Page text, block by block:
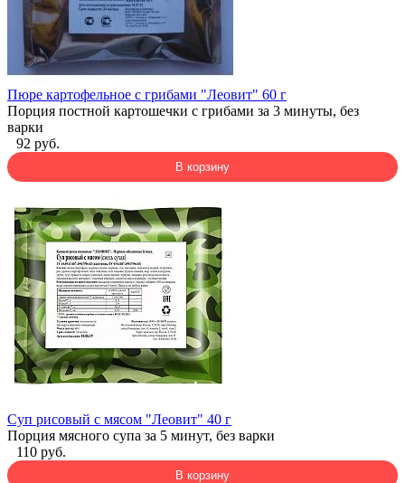
Пюре картофельное с грибами "Леовит" 60 г
Порция постной картошечки с грибами за 3 минуты, без
варки
92 руб.
В корзину
Суп рисовый с мясом "Леовит" 40 г
Порция мясного супа за 5 минут, без варки
110 руб.
В корзину